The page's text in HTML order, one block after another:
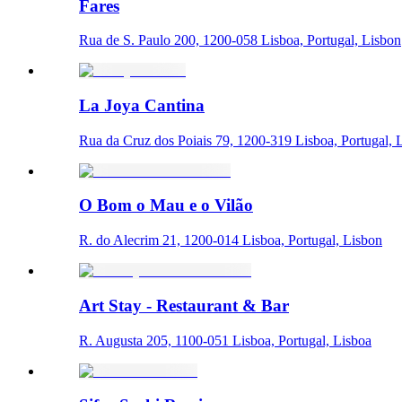
Fares
Rua de S. Paulo 200, 1200-058 Lisboa, Portugal, Lisbon
La Joya Cantina
Rua da Cruz dos Poiais 79, 1200-319 Lisboa, Portugal,
O Bom o Mau e o Vilão
R. do Alecrim 21, 1200-014 Lisboa, Portugal, Lisbon
Art Stay - Restaurant & Bar
R. Augusta 205, 1100-051 Lisboa, Portugal, Lisboa